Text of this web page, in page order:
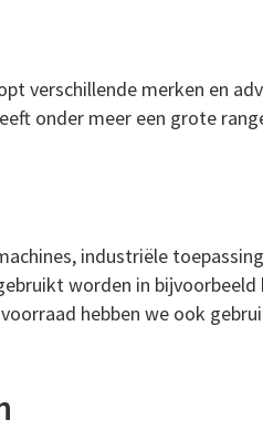
verschillende merken en
onder meer een grote
industriële
worden in bijvoorbeeld
hebben we ook